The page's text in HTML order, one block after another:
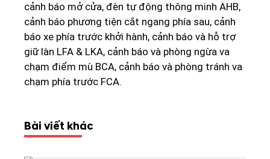
cảnh báo mở cửa, đèn tự động thông minh AHB,
cảnh báo phương tiện cắt ngang phía sau, cảnh
báo xe phía trước khởi hành, cảnh báo và hỗ trợ
giữ làn LFA & LKA, cảnh báo và phòng ngừa va
chạm điểm mù BCA, cảnh báo và phòng tránh va
chạm phía trước FCA.
Bài viết khác